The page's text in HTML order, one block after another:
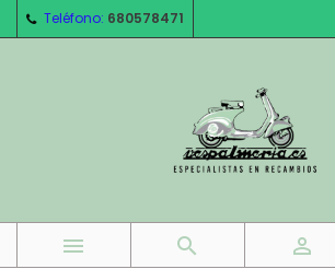
Teléfono: 680578471
  